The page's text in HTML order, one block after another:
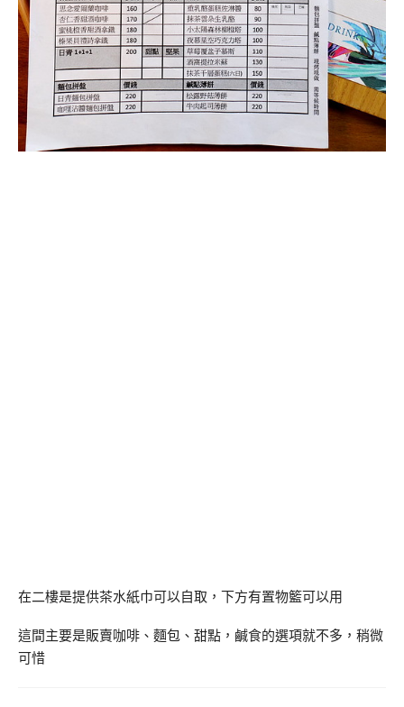
在二樓是提供茶水紙巾可以自取，下方有置物籃可以用
這間主要是販賣咖啡、麵包、甜點，鹹食的選項就不多，稍微
可惜